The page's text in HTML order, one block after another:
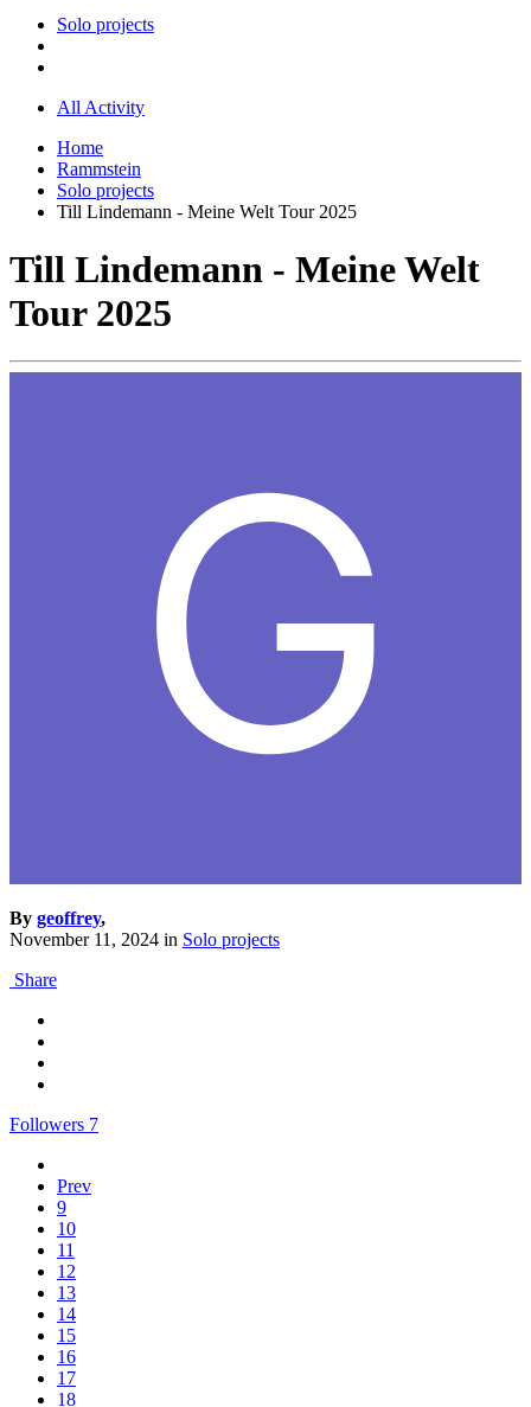
Solo projects
All Activity
Home
Rammstein
Solo projects
Till Lindemann - Meine Welt Tour 2025
Till Lindemann - Meine Welt
Tour 2025
By geoffrey,
November 11, 2024 in Solo projects
Share
Followers 7
Prev
9
10
11
12
13
14
15
16
17
18